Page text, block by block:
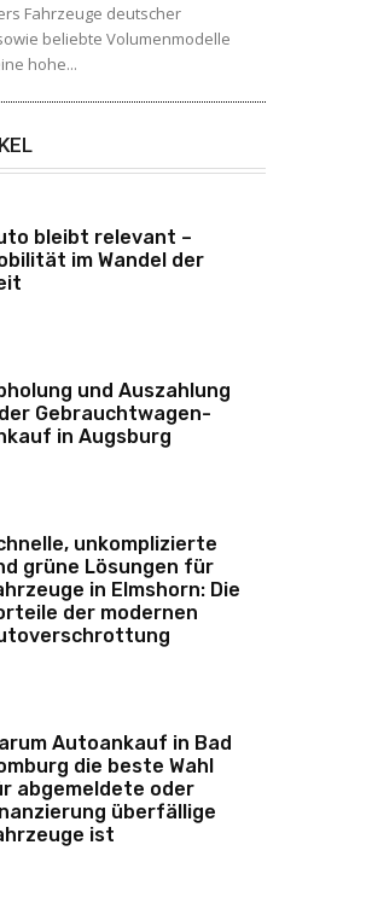
Fahrzeuge deutscher
beliebte Volumenmodelle
hohe...
bleibt relevant –
im Wandel der
und Auszahlung
Gebrauchtwagen-
in Augsburg
unkomplizierte
grüne Lösungen für
in Elmshorn: Die
der modernen
Autoankauf in Bad
die beste Wahl
abgemeldete oder
überfällige
ist